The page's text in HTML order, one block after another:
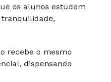
os alunos estudem
recebe o mesmo
dispensando